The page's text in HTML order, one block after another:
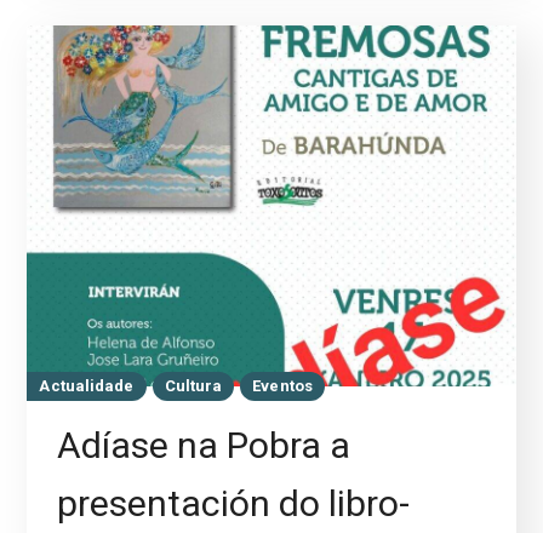
Actualidade Cultura Eventos
Adíase na Pobra a
presentación do libro-